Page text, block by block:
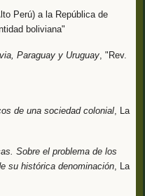
Perú) a la República de
boliviana"
Paraguay y Uruguay , "Rev.
de una sociedad colonial , La
Sobre el problema de los
su histórica denominación , La